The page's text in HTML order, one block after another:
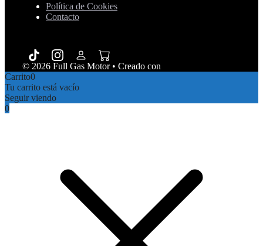
Política de Cookies
Contacto
© 2026 Full Gas Motor• Creado con
Carrito0
Tu carrito está vacío
Seguir viendo
0